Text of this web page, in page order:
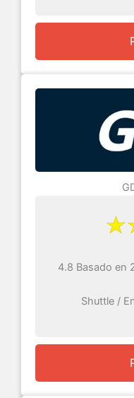
4.8 Basado en
Shuttle /